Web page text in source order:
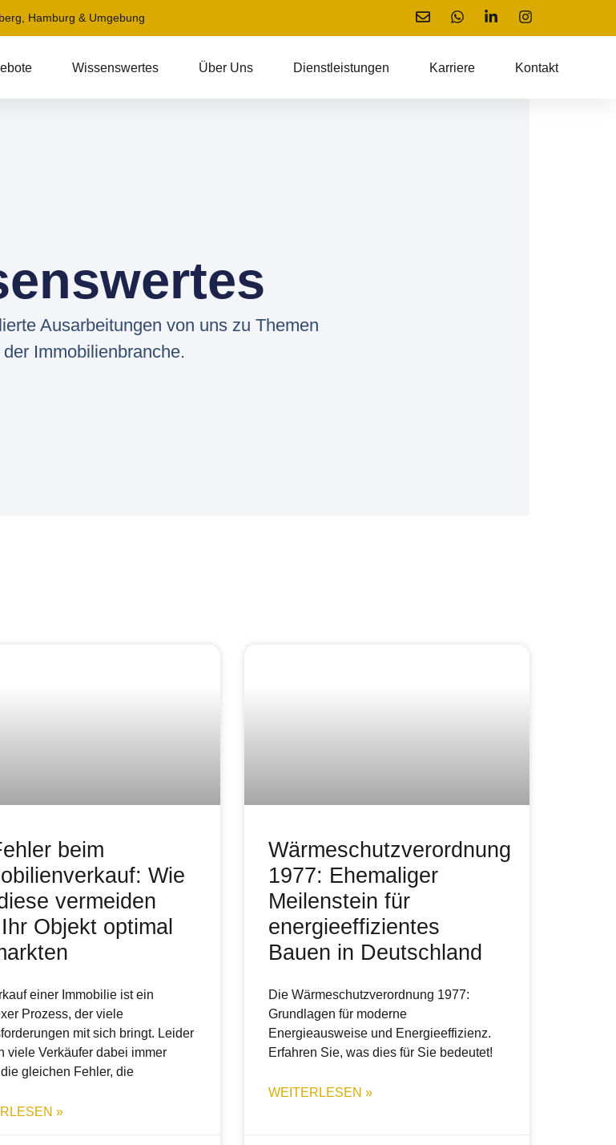
Hamburg & Umgebung
Wissenswertes Über Uns Dienstleistungen Karriere Kontakt
Ausarbeitungen von uns zu Themen
der Immobilienbranche.
beim
Wie
vermeiden
Objekt optimal
einer Immobilie ist ein
Prozess, der viele
mit sich bringt. Leider
viele Verkäufer dabei immer
gleichen Fehler, die
»
Wärmeschutzverordnung
1977: Ehemaliger
Meilenstein für
energieeffizientes
Bauen in Deutschland
Die Wärmeschutzverordnung 1977:
Grundlagen für moderne
Energieausweise und Energieeffizienz.
Erfahren Sie, was dies für Sie bedeutet!
WEITERLESEN »